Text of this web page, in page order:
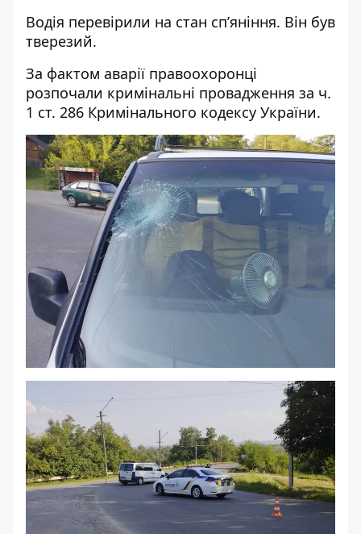
Водія перевірили на стан сп’яніння. Він був
тверезий.
За фактом аварії правоохоронці
розпочали кримінальні провадження за ч.
1 ст. 286 Кримінального кодексу України.